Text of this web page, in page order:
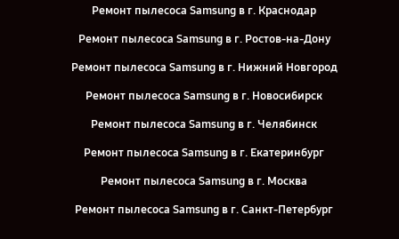
Ремонт пылесоса Samsung в г. Краснодар
Ремонт пылесоса Samsung в г. Ростов-на-Дону
Ремонт пылесоса Samsung в г. Нижний Новгород
Ремонт пылесоса Samsung в г. Новосибирск
Ремонт пылесоса Samsung в г. Челябинск
Ремонт пылесоса Samsung в г. Екатеринбург
Ремонт пылесоса Samsung в г. Москва
Ремонт пылесоса Samsung в г. Санкт-Петербург